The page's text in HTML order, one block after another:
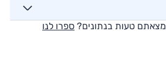
מצאתם טעות בנתונים? ספרו לנו